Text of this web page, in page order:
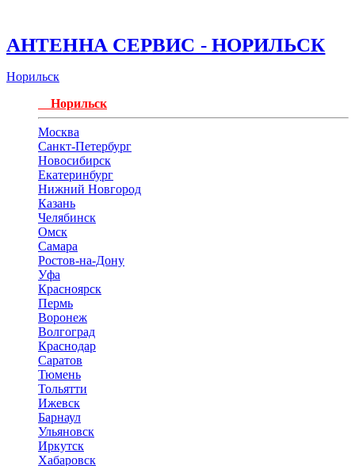
АНТЕННА СЕРВИС - НОРИЛЬСК
Норильск
Норильск
Москва
Санкт-Петербург
Новосибирск
Екатеринбург
Нижний Новгород
Казань
Челябинск
Омск
Самара
Ростов-на-Дону
Уфа
Красноярск
Пермь
Воронеж
Волгоград
Краснодар
Саратов
Тюмень
Тольятти
Ижевск
Барнаул
Ульяновск
Иркутск
Хабаровск